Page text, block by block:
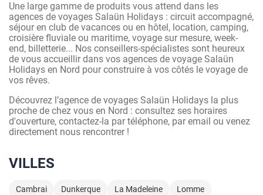
Une large gamme de produits vous attend dans les
agences de voyages Salaün Holidays : circuit accompagné,
séjour en club de vacances ou en hôtel, location, camping,
croisière fluviale ou maritime, voyage sur mesure, week-
end, billetterie... Nos conseillers-spécialistes sont heureux
de vous accueillir dans vos agences de voyage Salaün
Holidays en Nord pour construire à vos côtés le voyage de
vos rêves.
Découvrez l’agence de voyages Salaün Holidays la plus
proche de chez vous en Nord : consultez ses horaires
d'ouverture, contactez-la par téléphone, par email ou venez
directement nous rencontrer !
VILLES
Cambrai Dunkerque La Madeleine
Lomme